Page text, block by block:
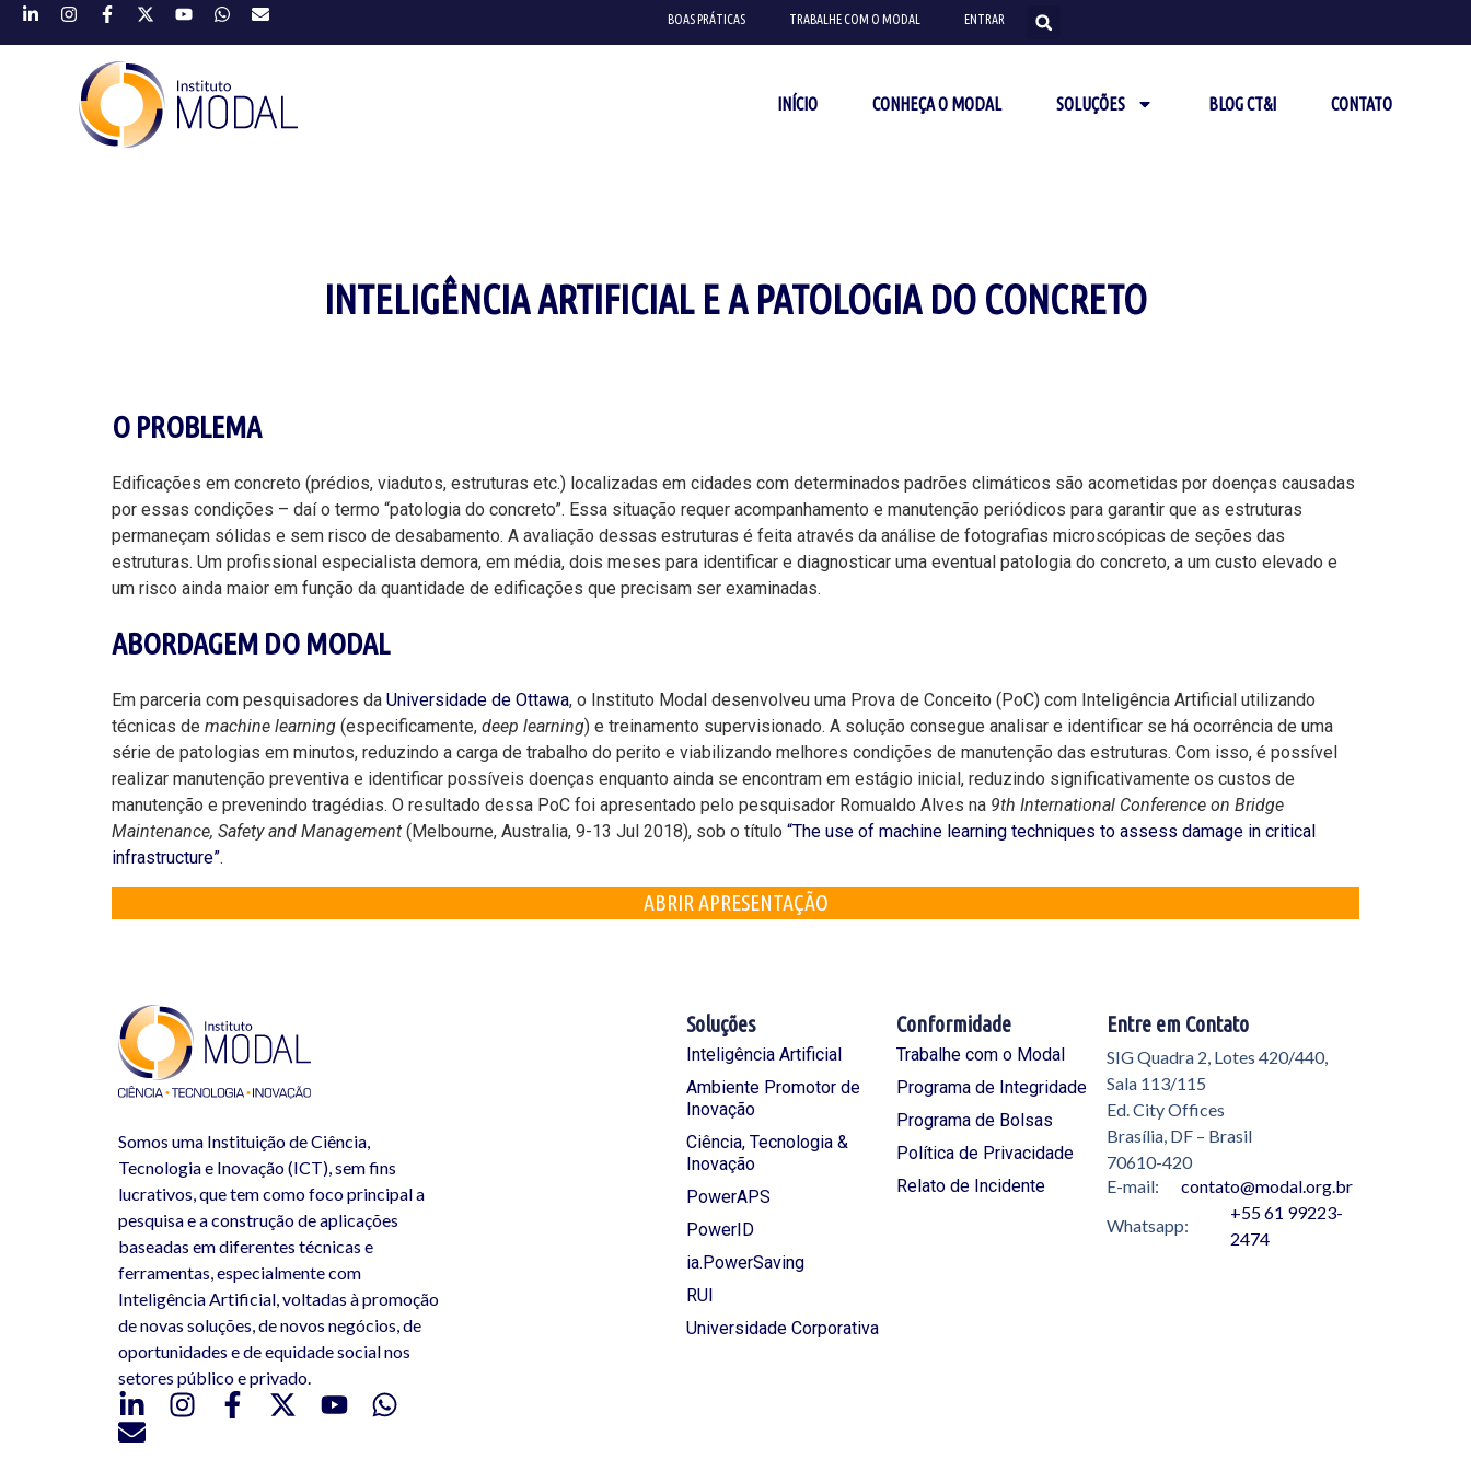
BOAS PRÁTICAS TRABALHE COM O MODAL ENTRAR
INÍCIO CONHEÇA O MODAL SOLUÇÕES BLOG CT&I CONTATO
INTELIGÊNCIA ARTIFICIAL E A PATOLOGIA DO CONCRETO
O PROBLEMA
Edificações em concreto (prédios, viadutos, estruturas etc.) localizadas em cidades com determinados padrões climáticos são acometidas por doenças causadas
por essas condições – daí o termo “patologia do concreto”. Essa situação requer acompanhamento e manutenção periódicos para garantir que as estruturas
permaneçam sólidas e sem risco de desabamento. A avaliação dessas estruturas é feita através da análise de fotografias microscópicas de seções das
estruturas. Um profissional especialista demora, em média, dois meses para identificar e diagnosticar uma eventual patologia do concreto, a um custo elevado e
um risco ainda maior em função da quantidade de edificações que precisam ser examinadas.
ABORDAGEM DO MODAL
Em parceria com pesquisadores da Universidade de Ottawa, o Instituto Modal desenvolveu uma Prova de Conceito (PoC) com Inteligência Artificial utilizando
técnicas de machine learning (especificamente, deep learning) e treinamento supervisionado. A solução consegue analisar e identificar se há ocorrência de uma
série de patologias em minutos, reduzindo a carga de trabalho do perito e viabilizando melhores condições de manutenção das estruturas. Com isso, é possível
realizar manutenção preventiva e identificar possíveis doenças enquanto ainda se encontram em estágio inicial, reduzindo significativamente os custos de
manutenção e prevenindo tragédias. O resultado dessa PoC foi apresentado pelo pesquisador Romualdo Alves na 9th International Conference on Bridge
Maintenance, Safety and Management (Melbourne, Australia, 9-13 Jul 2018), sob o título “The use of machine learning techniques to assess damage in critical
infrastructure”.
ABRIR APRESENTAÇÃO
Somos uma Instituição de Ciência,
Tecnologia e Inovação (ICT), sem fins
lucrativos, que tem como foco principal a
pesquisa e a construção de aplicações
baseadas em diferentes técnicas e
ferramentas, especialmente com
Inteligência Artificial, voltadas à promoção
de novas soluções, de novos negócios, de
oportunidades e de equidade social nos
setores público e privado.
Soluções
Inteligência Artificial
Ambiente Promotor de
Inovação
Ciência, Tecnologia &
Inovação
PowerAPS
PowerID
ia.PowerSaving
RUI
Universidade Corporativa
Conformidade
Trabalhe com o Modal
Programa de Integridade
Programa de Bolsas
Política de Privacidade
Relato de Incidente
Entre em Contato
SIG Quadra 2, Lotes 420/440,
Sala 113/115
Ed. City Offices
Brasília, DF – Brasil
70610-420
E-mail:
contato@modal.org.br
Whatsapp:
+55 61 99223-
2474